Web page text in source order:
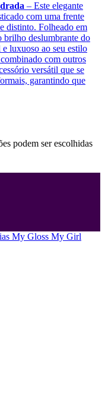
– Este elegante
com uma frente
distinto. Folheado em
brilho deslumbrante do
luxuoso ao seu estilo
com outros
versátil que se
garantindo que
podem ser escolhidas